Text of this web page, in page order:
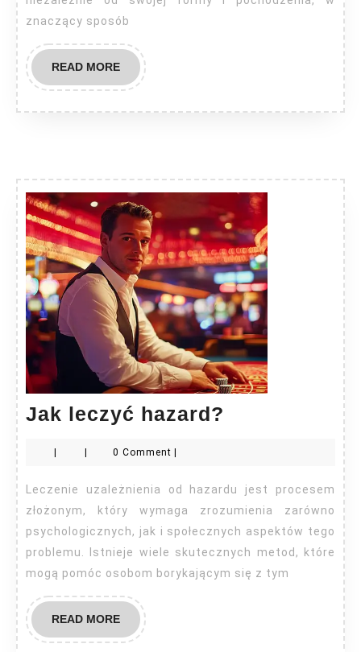
znaczący sposób
READ MOREREAD
MORE
Jak leczyć hazard?
| | 0 Comment |
złożonym, który wymaga zrozumienia zarówno
psychologicznych, jak i społecznych aspektów tego
problemu. Istnieje wiele skutecznych metod, które
mogą pomóc osobom borykającym się z tym
READ MOREREAD
MORE